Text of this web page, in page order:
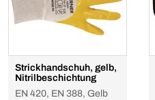
Strickhandschuh, gelb,
Nitrilbeschichtung
EN 420, EN 388, Gelb